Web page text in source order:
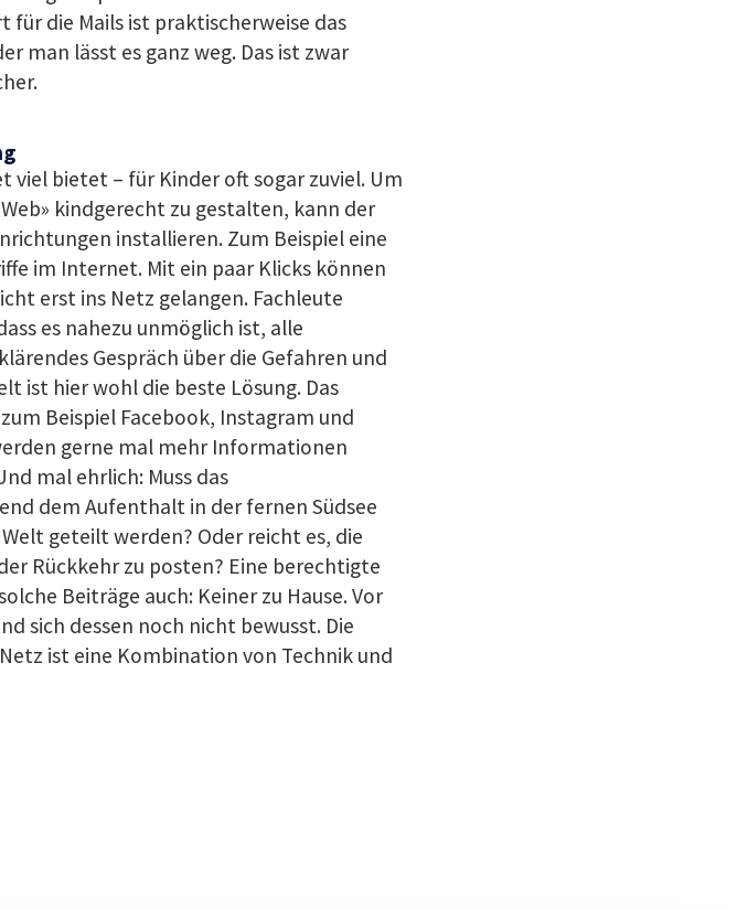
für die Mails ist praktischerweise das
man lässt es ganz weg. Das ist zwar
viel bietet – für Kinder oft sogar zuviel. Um
kindgerecht zu gestalten, kann der
installieren. Zum Beispiel eine
im Internet. Mit ein paar Klicks können
erst ins Netz gelangen. Fachleute
es nahezu unmöglich ist, alle
Gespräch über die Gefahren und
ist hier wohl die beste Lösung. Das
Beispiel Facebook, Instagram und
gerne mal mehr Informationen
mal ehrlich: Muss das
dem Aufenthalt in der fernen Südsee
geteilt werden? Oder reicht es, die
Rückkehr zu posten? Eine berechtigte
Beiträge auch: Keiner zu Hause. Vor
sich dessen noch nicht bewusst. Die
ist eine Kombination von Technik und